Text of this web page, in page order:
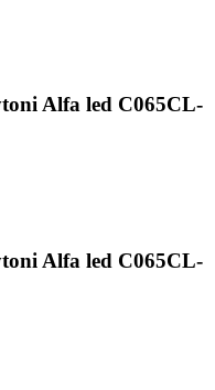
Alfa led C065CL-
Alfa led C065CL-